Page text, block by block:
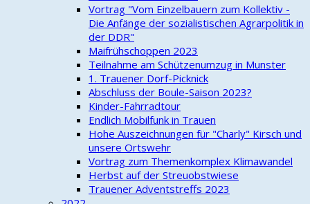
Vortrag "Vom Einzelbauern zum Kollektiv -
Die Anfänge der sozialistischen Agrarpolitik in
der DDR"
Maifrühschoppen 2023
Teilnahme am Schützenumzug in Munster
1. Trauener Dorf-Picknick
Abschluss der Boule-Saison 2023?
Kinder-Fahrradtour
Endlich Mobilfunk in Trauen
Hohe Auszeichnungen für "Charly" Kirsch und
unsere Ortswehr
Vortrag zum Themenkomplex Klimawandel
Herbst auf der Streuobstwiese
Trauener Adventstreffs 2023